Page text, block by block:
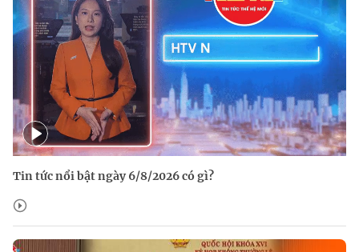
Tin tức nổi bật ngày 6/8/2026 có gì?